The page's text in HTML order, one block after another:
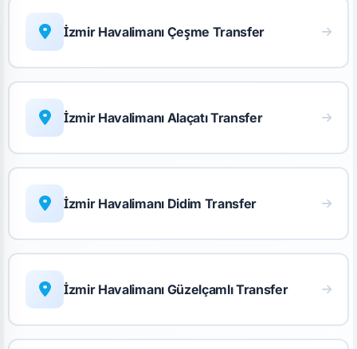
İzmir Havalimanı Çeşme Transfer
İzmir Havalimanı Alaçatı Transfer
İzmir Havalimanı Didim Transfer
İzmir Havalimanı Güzelçamlı Transfer